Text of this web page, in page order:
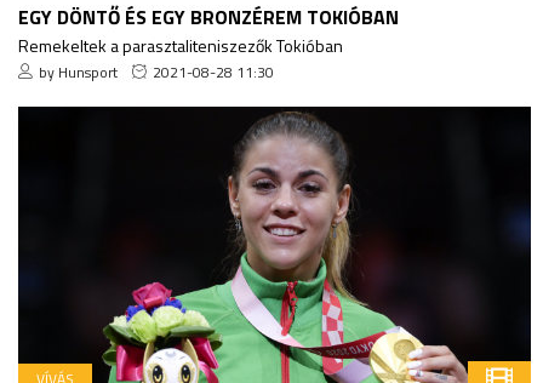
EGY DÖNTŐ ÉS EGY BRONZÉREM TOKIÓBAN
Remekeltek a parasztaliteniszezők Tokióban
by Hunsport 2021-08-28 11:30
VÍVÁS